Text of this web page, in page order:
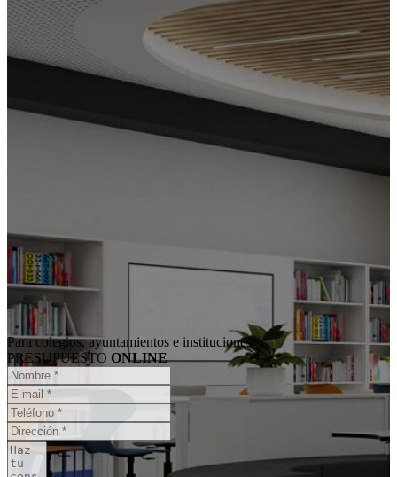
Para colegios, ayuntamientos e instituciones
PRESUPUESTO ONLINE